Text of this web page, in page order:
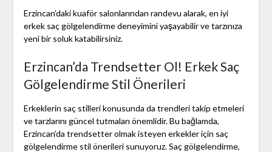
Erzincan’daki kuaför salonlarından randevu alarak, en iyi
erkek saç gölgelendirme deneyimini yaşayabilir ve tarzınıza
yeni bir soluk katabilirsiniz.
Erzincan’da Trendsetter Ol! Erkek Saç
Gölgelendirme Stil Önerileri
Erkeklerin saç stilleri konusunda da trendleri takip etmeleri
ve tarzlarını güncel tutmaları önemlidir. Bu bağlamda,
Erzincan’da trendsetter olmak isteyen erkekler için saç
gölgelendirme stil önerileri sunuyoruz. Saç gölgelendirme,